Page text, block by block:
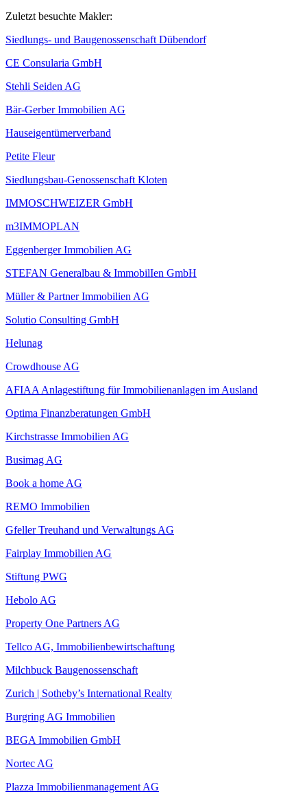
Zuletzt besuchte Makler:
Siedlungs- und Baugenossenschaft Dübendorf
CE Consularia GmbH
Stehli Seiden AG
Bär-Gerber Immobilien AG
Hauseigentümerverband
Petite Fleur
Siedlungsbau-Genossenschaft Kloten
IMMOSCHWEIZER GmbH
m3IMMOPLAN
Eggenberger Immobilien AG
STEFAN Generalbau & ImmobilIen GmbH
Müller & Partner Immobilien AG
Solutio Consulting GmbH
Helunag
Crowdhouse AG
AFIAA Anlagestiftung für Immobilienanlagen im Ausland
Optima Finanzberatungen GmbH
Kirchstrasse Immobilien AG
Busimag AG
Book a home AG
REMO Immobilien
Gfeller Treuhand und Verwaltungs AG
Fairplay Immobilien AG
Stiftung PWG
Hebolo AG
Property One Partners AG
Tellco AG, Immobilienbewirtschaftung
Milchbuck Baugenossenschaft
Zurich | Sotheby’s International Realty
Burgring AG Immobilien
BEGA Immobilien GmbH
Nortec AG
Plazza Immobilienmanagement AG